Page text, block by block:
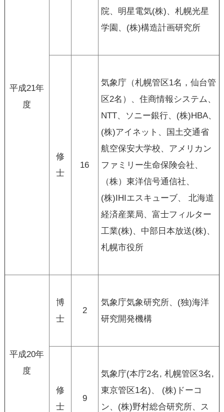
平成21年
度
院、明星電気(株)、札幌光星
学園、(株)構造計画研究所
修
士
16
気象庁（札幌管区1名，仙台管
区2名）、住商情報システム、
NTT、ソニー銀行、(株)HBA、
(株)アイネット、国土交通省
航空保安大学校、アメリカン
ファミリー生命保険会社、
（株）東洋信号通信社、
(株)IHIエスキューブ、 北海道
経済産業局、富士フィルター
工業(株)、中部日本放送(株)、
札幌市役所
平成20年
度
博
士
2
気象庁気象研究所、(独)海洋
研究開発機構
修
士
9
気象庁(本庁2名, 札幌管区3名,
東京管区1名)、 (株)ドーコ
ン、(株)野村総合研究所、ス